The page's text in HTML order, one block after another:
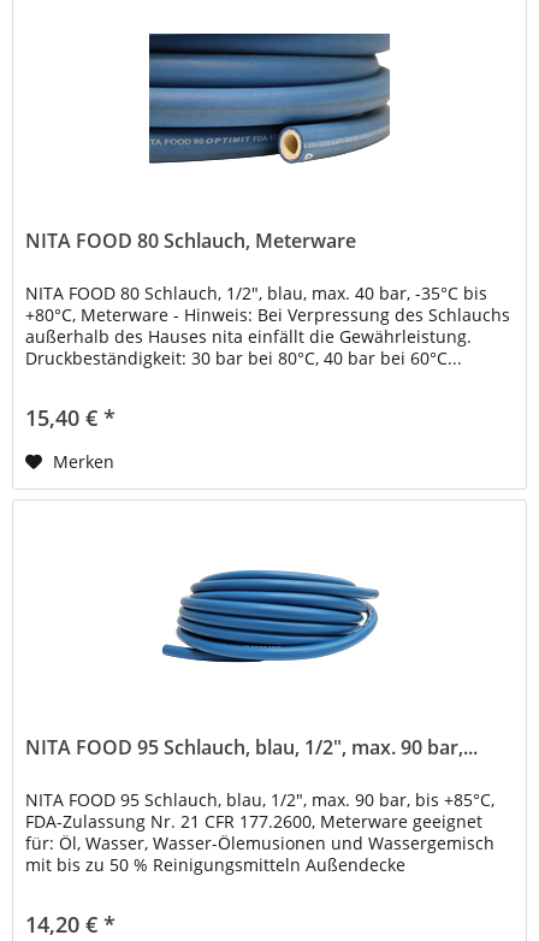
NITA FOOD 80 Schlauch, Meterware
NITA FOOD 80 Schlauch, 1/2", blau, max. 40 bar, -35°C bis
+80°C, Meterware - Hinweis: Bei Verpressung des Schlauchs
außerhalb des Hauses nita einfällt die Gewährleistung.
Druckbeständigkeit: 30 bar bei 80°C, 40 bar bei 60°C...
15,40 € *
Merken
NITA FOOD 95 Schlauch, blau, 1/2", max. 90 bar,...
NITA FOOD 95 Schlauch, blau, 1/2", max. 90 bar, bis +85°C,
FDA-Zulassung Nr. 21 CFR 177.2600, Meterware geeignet
für: Öl, Wasser, Wasser-Ölemusionen und Wassergemisch
mit bis zu 50 % Reinigungsmitteln Außendecke
14,20 € *